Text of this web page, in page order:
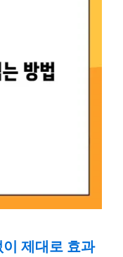
제대로 효과